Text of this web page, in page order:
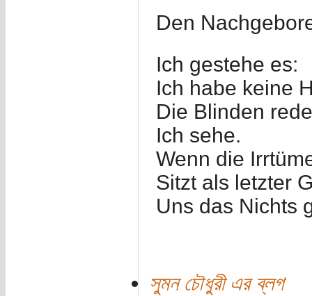
Den
Ich gestehe es:
Ich habe keine
Die Blinden
Ich sehe.
Wenn die
Sitzt als letzter
Uns das Nichts
সুমন চৌধুরী এর ব্লগ